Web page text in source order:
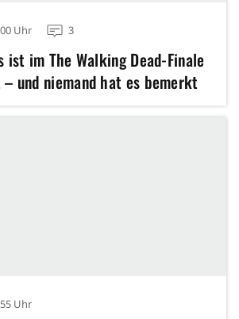
Uhr 3
ist im The Walking Dead-Finale
und niemand hat es bemerkt
Uhr